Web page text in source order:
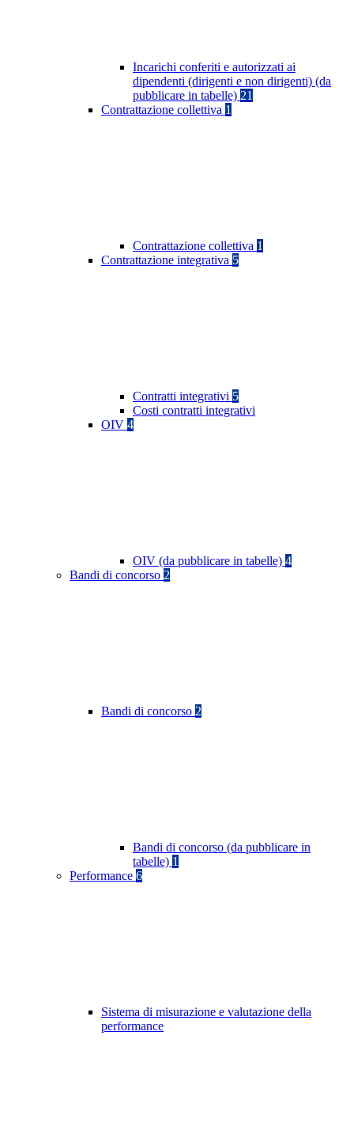
Incarichi conferiti e autorizzati ai
dipendenti (dirigenti e non dirigenti) (da
pubblicare in tabelle) 21
Contrattazione collettiva 1
Contrattazione collettiva 1
Contrattazione integrativa 5
Contratti integrativi 5
Costi contratti integrativi
OIV 4
OIV (da pubblicare in tabelle) 4
Bandi di concorso 2
Bandi di concorso 2
Bandi di concorso (da pubblicare in
tabelle) 1
Performance 6
Sistema di misurazione e valutazione della
performance